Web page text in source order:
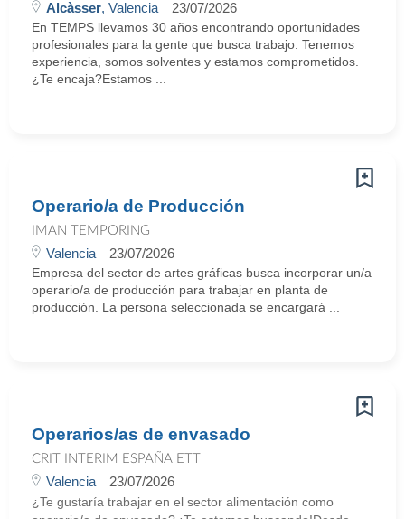
Alcàsser, Valencia 23/07/2026
En TEMPS llevamos 30 años encontrando oportunidades
profesionales para la gente que busca trabajo. Tenemos
experiencia, somos solventes y estamos comprometidos.
¿Te encaja?Estamos ...
Operario/a de Producción
IMAN TEMPORING
Valencia 23/07/2026
Empresa del sector de artes gráficas busca incorporar un/a
operario/a de producción para trabajar en planta de
producción. La persona seleccionada se encargará ...
Operarios/as de envasado
CRIT INTERIM ESPAÑA ETT
Valencia 23/07/2026
¿Te gustaría trabajar en el sector alimentación como